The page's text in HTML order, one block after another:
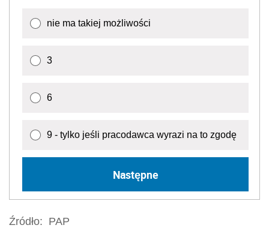
nie ma takiej możliwości
3
6
9 - tylko jeśli pracodawca wyrazi na to zgodę
Następne
Źródło: PAP